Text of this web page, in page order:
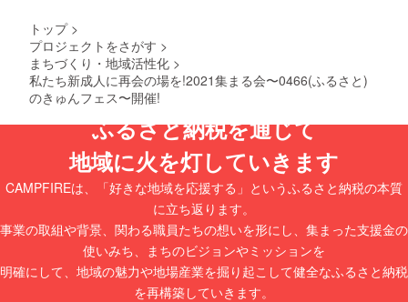
トップ >
プロジェクトをさがす >
まちづくり・地域活性化 >
私たち新成人に再会の場を!2021集まる会〜0466(ふるさと)
のきゅんフェス〜開催!
ふるさと納税を通じて
地域に火を灯していきます
CAMPFIREは、「好きな地域を応援する」というふるさと納税の本質
に立ち返ります。
事業の取組や背景、関わる職員たちの想いを形にし、集まった支援金の
使いみち、まちのビジョンやミッションを
明確にして、地域の魅力や地場産業を掘り起こして健全なふるさと納税
を再構築していきます。